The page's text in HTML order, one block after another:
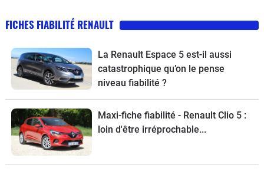
FICHES FIABILITÉ RENAULT
La Renault Espace 5 est-il aussi
catastrophique qu’on le pense
niveau fiabilité ?
Maxi-fiche fiabilité - Renault Clio 5 :
loin d'être irréprochable...